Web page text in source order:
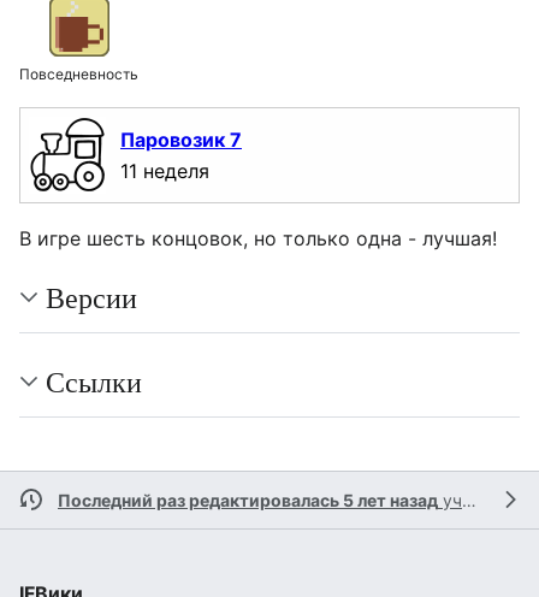
Повседневность
Паровозик 7
11 неделя
В игре шесть концовок, но только одна - лучшая!
Версии
Ссылки
Последний раз редактировалась 5 лет назад участником